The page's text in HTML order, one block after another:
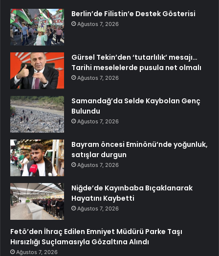
Berlin’de Filistin’e Destek Gösterisi
Ağustos 7, 2026
Gürsel Tekin’den ‘tutarlılık’ mesajı…
Tarihi meselelerde pusula net olmalı
Ağustos 7, 2026
Samandağ’da Selde Kaybolan Genç
Bulundu
Ağustos 7, 2026
Bayram öncesi Eminönü’nde yoğunluk,
satışlar durgun
Ağustos 7, 2026
Niğde’de Kayınbaba Bıçaklanarak
Hayatını Kaybetti
Ağustos 7, 2026
Fetö’den İhraç Edilen Emniyet Müdürü Parke Taşı
Hırsızlığı Suçlamasıyla Gözaltına Alındı
Ağustos 7, 2026